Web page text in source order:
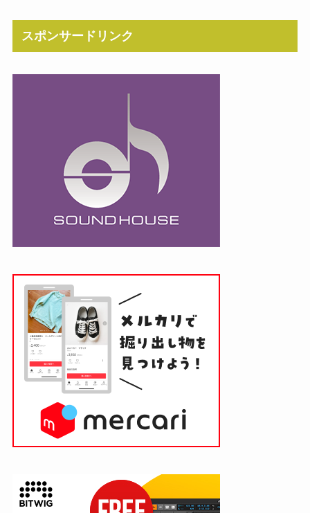
スポンサードリンク